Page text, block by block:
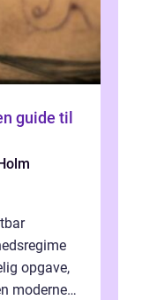
guide til
opgave,
moderne